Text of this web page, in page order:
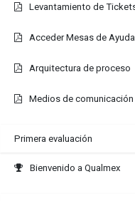
Levantamiento de
Acceder Mesas de
Arquitectura de proceso
Medios de comunicación
Primera evaluación
Bienvenido a Qualmex